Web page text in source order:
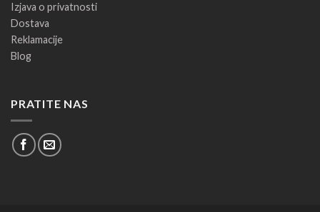
Izjava o privatnosti
Dostava
Reklamacije
Blog
PRATITE NAS